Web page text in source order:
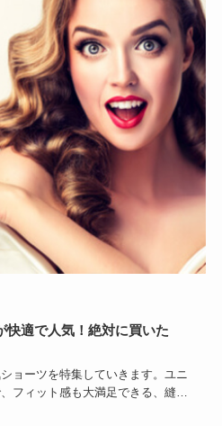
快適で人気！絶対に買いた
ョーツを特集していきます。ユニ
フィット感も大満足できる、縫い